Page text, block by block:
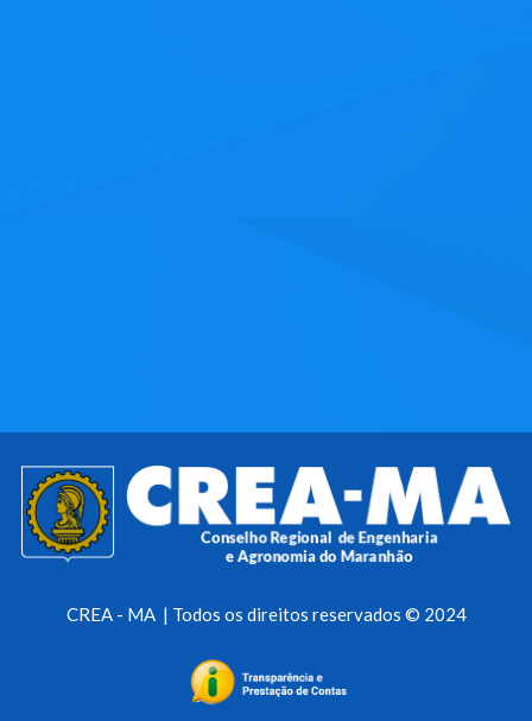
CREA - MA | Todos os direitos reservados © 2024